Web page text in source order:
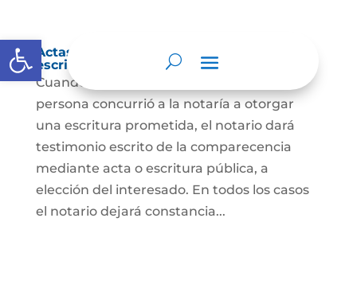
Abrir barra de herramientas
Actas de comparecencia para otorgar
escritura pública
Cuando se trate de comprobar que una
persona concurrió a la notaría a otorgar
una escritura prometida, el notario dará
testimonio escrito de la comparecencia
mediante acta o escritura pública, a
elección del interesado. En todos los casos
el notario dejará constancia...